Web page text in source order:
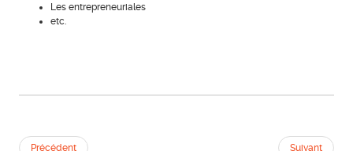
Les entrepreneuriales
etc.
Précédent Suivant